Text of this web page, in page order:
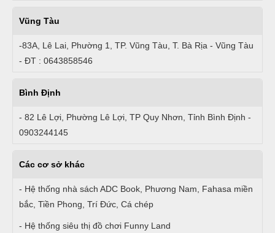
Vũng Tàu
-83A, Lê Lai, Phường 1, TP. Vũng Tàu, T. Bà Rịa - Vũng Tàu
- ĐT : 0643858546
Bình Định
- 82 Lê Lợi, Phường Lê Lợi, TP Quy Nhơn, Tỉnh Bình Định -
0903244145
Các cơ sở khác
- Hệ thống nhà sách ADC Book, Phương Nam, Fahasa miền
bắc, Tiền Phong, Trí Đức, Cá chép
- Hệ thống siêu thị đồ chơi Funny Land